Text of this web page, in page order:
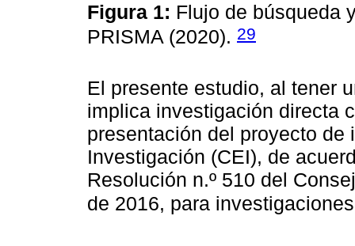
Figura 1: Flujo de búsqueda
PRISMA (2020). 29
El presente estudio, al tener
implica investigación directa
presentación del proyecto
Investigación (CEI), de
Resolución n.º 510 del
de 2016, para